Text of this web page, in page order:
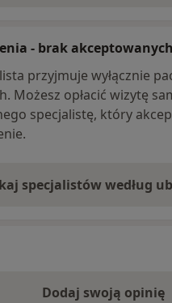
- brak akceptowanych
przyjmuje wyłącznie
Możesz opłacić wizytę
specjalistę, który
specjalistów według
Dodaj swoją opinię